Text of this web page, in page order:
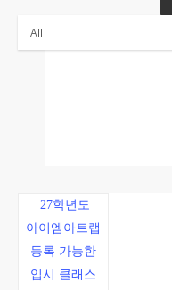
27학년도
아이엠아트랩
등록 가능한
입시 클래스